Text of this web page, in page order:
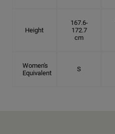
Height
167.6-
172.7
cm
Women's
Equivalent
S